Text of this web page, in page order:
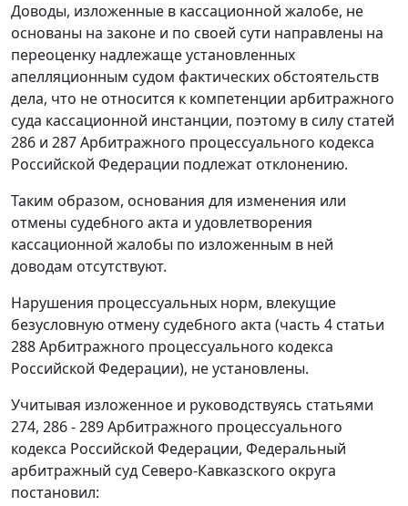
Доводы, изложенные в кассационной жалобе, не
основаны на законе и по своей сути направлены на
переоценку надлежаще установленных
апелляционным судом фактических обстоятельств
дела, что не относится к компетенции арбитражного
суда кассационной инстанции, поэтому в силу статей
286 и 287Арбитражного процессуального кодекса
Российской Федерации подлежат отклонению.
Таким образом, основания для изменения или
отмены судебного акта и удовлетворения
кассационной жалобы по изложенным в ней
доводам отсутствуют.
Нарушения процессуальных норм, влекущие
безусловную отмену судебного акта (часть 4 статьи
288Арбитражного процессуального кодекса
Российской Федерации), не установлены.
Учитывая изложенное и руководствуясь статьями
274, 286 - 289Арбитражного процессуального
кодекса Российской Федерации, Федеральный
арбитражный суд Северо-Кавказского округа
постановил: